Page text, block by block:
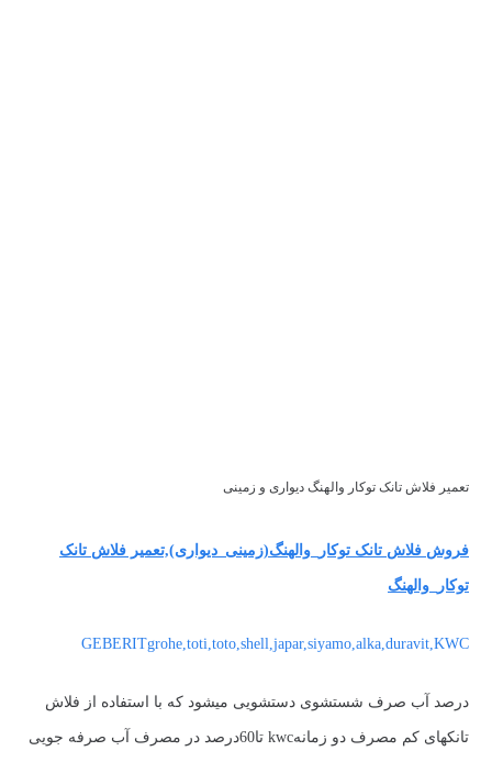
تعمیر فلاش تانک توکار والهنگ دیواری و زمینی
فروش فلاش تانک توکار_والهنگ(زمینی_دیواری),تعمیر فلاش تانک
توکار_والهنگ
GEBERITgrohe,toti,toto,shell,japar,siyamo,alka,duravit,KWC
درصد آب صرف شستشوی دستشویی میشود که با استفاده از فلاش
تانکهای کم مصرف دو زمانهkwc تا60درصد در مصرف آب صرفه جویی